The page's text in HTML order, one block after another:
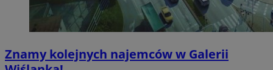
Znamy kolejnych najemców w Galerii